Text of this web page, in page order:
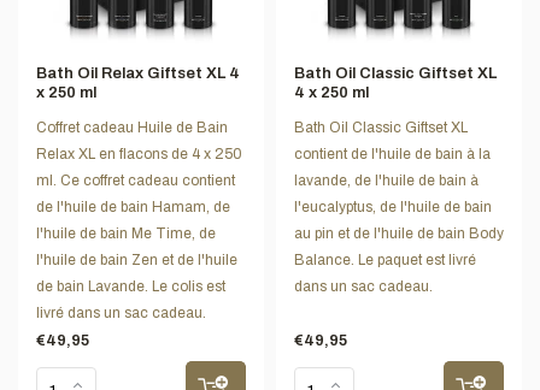
Bath Oil Relax Giftset XL 4
x 250 ml
Coffret cadeau Huile de Bain
Relax XL en flacons de 4 x 250
ml. Ce coffret cadeau contient
de l'huile de bain Hamam, de
l'huile de bain Me Time, de
l'huile de bain Zen et de l'huile
de bain Lavande. Le colis est
livré dans un sac cadeau.
€49,95
Bath Oil Classic Giftset XL
4 x 250 ml
Bath Oil Classic Giftset XL
contient de l'huile de bain à la
lavande, de l'huile de bain à
l'eucalyptus, de l'huile de bain
au pin et de l'huile de bain Body
Balance. Le paquet est livré
dans un sac cadeau.
€49,95